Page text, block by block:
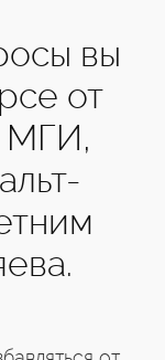
вы
от
МГИ,